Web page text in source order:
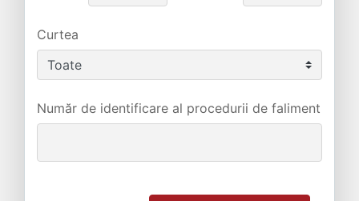
Curtea
Număr de identificare al procedurii de faliment